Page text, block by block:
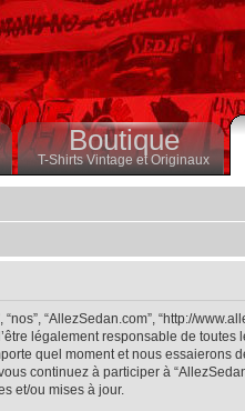
Boutique
T-Shirts Vintage et Originaux
“AllezSedan.com”, “http://
légalement responsable de
quel moment et nous
continuez à participer à
et/ou mises à jour.